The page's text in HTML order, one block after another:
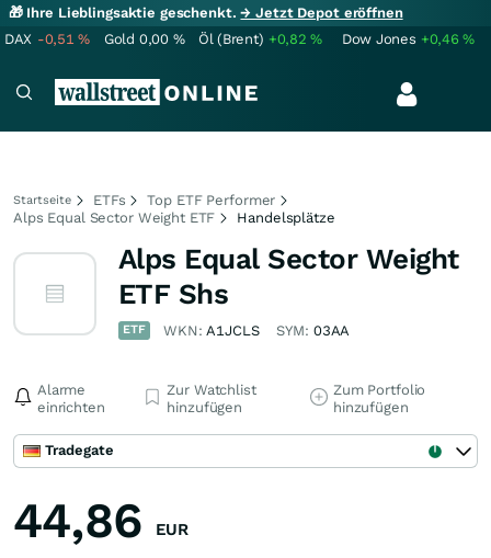
🎁 Ihre Lieblingsaktie geschenkt.→ Jetzt Depot eröffnen
DAX -0,51% Gold 0,00 % Öl (Brent) +0,82% Dow Jones +0,46%
Startseite ETFs
Top ETF Performer
Alps Equal Sector Weight ETF
Handelsplätze
Alps Equal Sector Weight
ETF Shs
ETF WKN:A1JCLS SYM: 03AA
Alarme
einrichten
Zur Watchlist
hinzufügen
Zum Portfolio
hinzufügen
Tradegate
44,86 EUR